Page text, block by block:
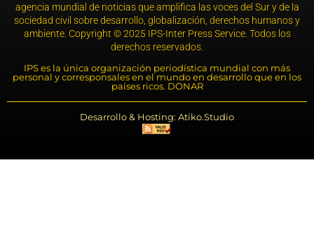
agencia mundial de noticias que amplifica las voces del Sur y de la
sociedad civil sobre desarrollo, globalización, derechos humanos y
ambiente. Copyright © 2025 IPS-Inter Press Service. Todos los
derechos reservados.
IPS es la única organización periodística mundial con más
personal y corresponsales en el mundo en desarrollo que en los
países ricos. DONAR
Desarrollo & Hosting: Atiko.Studio